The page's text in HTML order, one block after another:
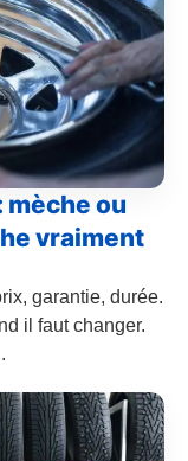
mèche ou
vraiment
garantie, durée.
il faut changer.